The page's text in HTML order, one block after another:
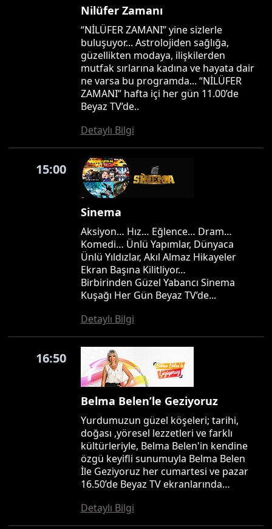
Nilüfer Zamanı
“NİLÜFER ZAMANI” yine sizlerle
buluşuyor... Astrolojiden sağlığa,
güzellikten modaya, ilişkilerden
mutfak sırlarına kadına ve hayata dair
ne varsa bu programda... “NİLÜFER
ZAMANI” hafta içi her gün 11.00’de
Beyaz TV’de..
Detaylı Bilgi
15:00
Sinema
Aksiyon… Hız… Eğlence… Dram…
Komedi… Ünlü Yapımlar, Dünyaca
Ünlü Yıldızlar, Akıl Almaz Hikayeler
Ekran Başına Kilitliyor…
Birbirinden Güzel Yabancı Sinema
Kuşağı Her Gün Beyaz TV’de...
Detaylı Bilgi
16:50
Belma Belen’le Geziyoruz
Yurdumuzun güzel köşeleri; tarihi,
doğası ,yöresel lezzetleri ve farklı
kültürleriyle, Belma Belen'in kendine
özgü keyifli sunumuyla Belma Belen
İle Geziyoruz her cumartesi ve pazar
16.50’de Beyaz TV ekranlarında…
Detaylı Bilgi